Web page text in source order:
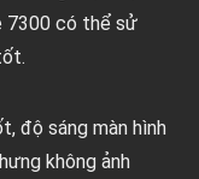
7300 có thể sử
độ sáng màn hình
không ảnh